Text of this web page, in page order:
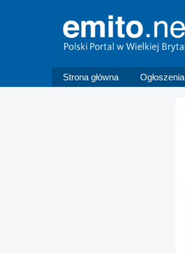
Strona główna Ogłoszenia